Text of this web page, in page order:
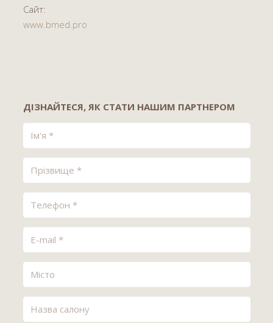
Сайт:
www.bmed.pro
ДІЗНАЙТЕСЯ, ЯК СТАТИ НАШИМ ПАРТНЕРОМ